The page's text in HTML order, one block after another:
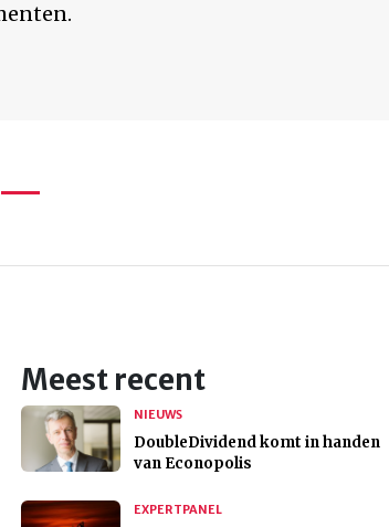
Meest recent
NIEUWS
DoubleDividend komt in handen
van Econopolis
EXPERTPANEL